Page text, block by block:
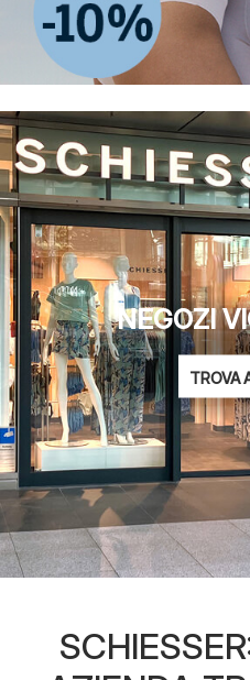
informativa sulla privacy
NEGOZI
TROVA